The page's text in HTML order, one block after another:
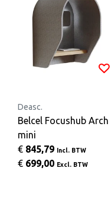
Deasc.
Belcel Focushub Arch
mini
€ 845,79 Incl. BTW
€ 699,00 Excl. BTW